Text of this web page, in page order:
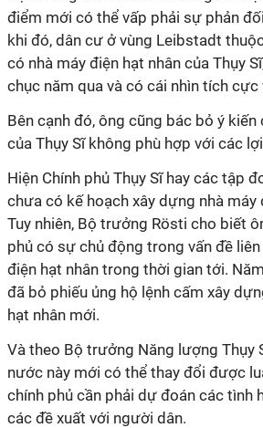
điểm mới có thể vấp phải sự phản
khi đó, dân cư ở vùng Leibstadt
có nhà máy điện hạt nhân của Thụy
chục năm qua và có cái nhìn tích cực
Bên cạnh đó, ông cũng bác bỏ ý
của Thụy Sĩ không phù hợp với các
Hiện Chính phủ Thụy Sĩ hay các tập
chưa có kế hoạch xây dựng nhà máy
Tuy nhiên, Bộ trưởng Rösti cho biết
phủ có sự chủ động trong vấn đề
điện hạt nhân trong thời gian tới.
đã bỏ phiếu ủng hộ lệnh cấm xây
hạt nhân mới.
Và theo Bộ trưởng Năng lượng Thụy
nước này mới có thể thay đổi được
chính phủ cần phải dự đoán các tình
các đề xuất với người dân.